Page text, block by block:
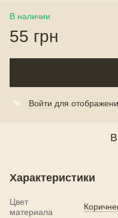
В наличии
55 грн
% Войти для
Характеристики
Цвет
материала